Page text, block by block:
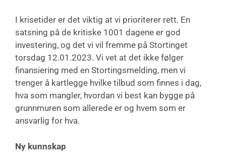
I krisetider er det viktig at vi prioriterer rett. En
satsning på de kritiske 1001 dagene er god
investering, og det vi vil fremme på Stortinget
torsdag 12.01.2023. Vi vet at det ikke følger
finansiering med en Stortingsmelding, men vi
trenger å kartlegge hvilke tilbud som finnes i dag,
hva som mangler, hvordan vi best kan bygge på
grunnmuren som allerede er og hvem som er
ansvarlig for hva.
Ny kunnskap